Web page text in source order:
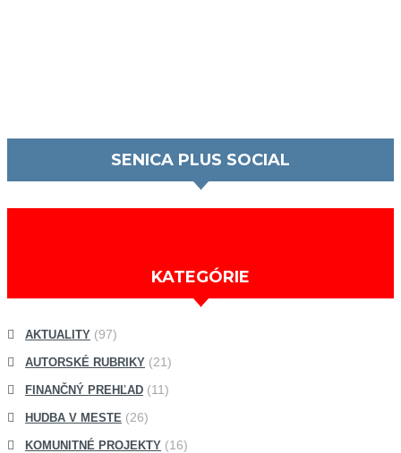
SENICA PLUS SOCIAL
KATEGÓRIE
AKTUALITY (97)
AUTORSKÉ RUBRIKY (21)
FINANČNÝ PREHĽAD (11)
HUDBA V MESTE (26)
KOMUNITNÉ PROJEKTY (16)